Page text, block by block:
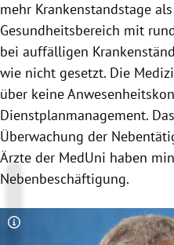
mehr Krankenstandstage
Gesundheitsbereich mit
bei auffälligen
wie nicht gesetzt. Die
über keine
Dienstplanmanagement.
Überwachung der
Ärzte der MedUni haben
Nebenbeschäftigung.
Copyright-Hinweis